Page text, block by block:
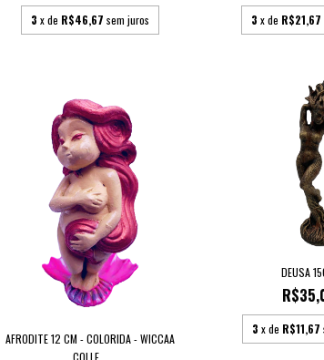
3 x de R$46,67 sem juros 3 x de R$21,67
AFRODITE 12 CM - COLORIDA - WICCAA
COLLE...
DEUSA
3 x de R$11,67